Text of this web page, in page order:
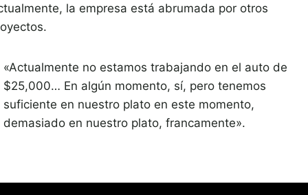
la empresa está abrumada por otros
«Actualmente no estamos trabajando en el auto de
$25,000… En algún momento, sí, pero tenemos
suficiente en nuestro plato en este momento,
demasiado en nuestro plato, francamente».